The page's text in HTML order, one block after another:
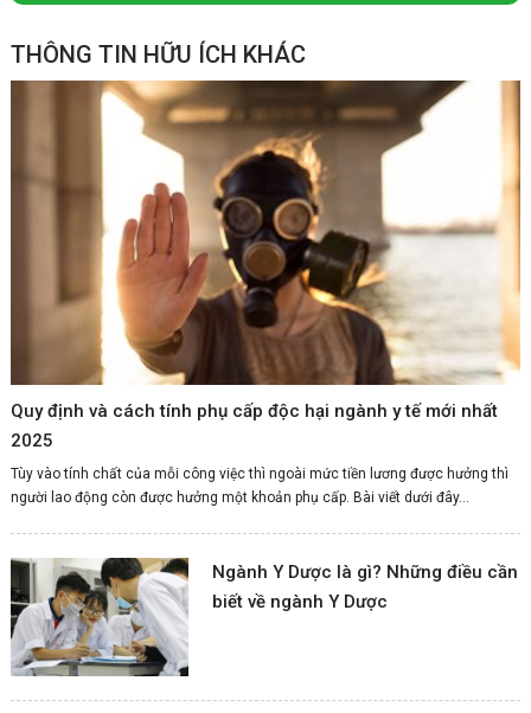
THÔNG TIN HỮU ÍCH KHÁC
Quy định và cách tính phụ cấp độc hại ngành y tế mới nhất
2025
Tùy vào tính chất của mỗi công việc thì ngoài mức tiền lương được hưởng thì
người lao động còn được hưởng một khoản phụ cấp. Bài viết dưới đây...
Ngành Y Dược là gì? Những điều cần
biết về ngành Y Dược